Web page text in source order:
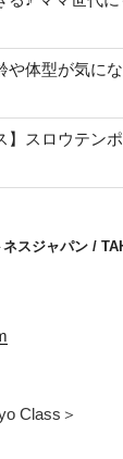
や体型が気に
】スロウテン
スジャパン /
Class＞